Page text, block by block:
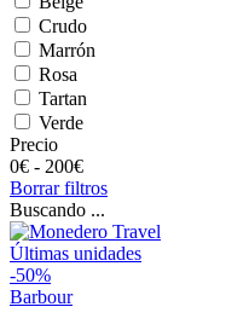
Crudo
Marrón
Rosa
Tartan
Verde
Precio
0€ - 200€
Borrar filtros
Buscando ...
Últimas unidades
-50%
Barbour